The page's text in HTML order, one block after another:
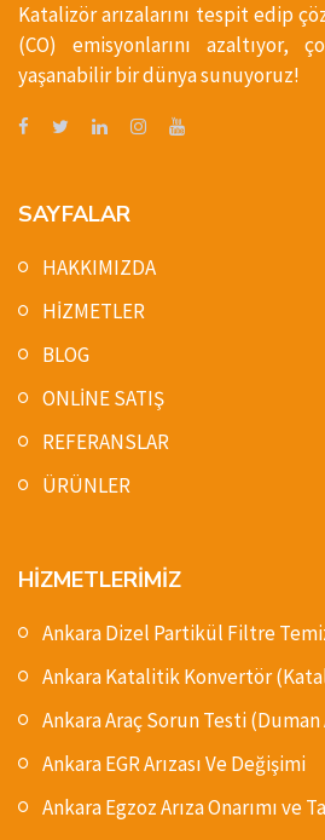
Katalizör arızalarını tespit edip
(CO) emisyonlarını azaltıyor,
yaşanabilir bir dünya sunuyoruz!
SAYFALAR
HAKKIMIZDA
HİZMETLER
BLOG
ONLİNE SATIŞ
REFERANSLAR
ÜRÜNLER
HİZMETLERİMİZ
Ankara Dizel Partikül Filtre
Ankara Katalitik Konvertör
Ankara Araç Sorun Testi (Duman
Ankara EGR Arızası Ve Değişimi
Ankara Egzoz Arıza Onarımı ve